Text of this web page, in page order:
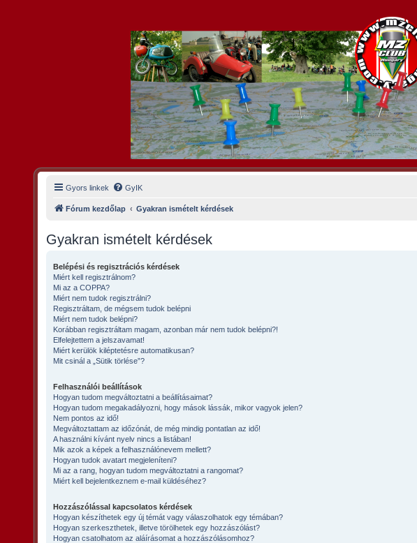
Gyors linkek GyIK
Fórum kezdőlap Gyakran ismételt kérdések
Gyakran ismételt kérdések
Belépési és regisztrációs kérdések
Miért kell regisztrálnom?
Mi az a COPPA?
Miért nem tudok regisztrálni?
Regisztráltam, de mégsem tudok belépni
Miért nem tudok belépni?
Korábban regisztráltam magam, azonban már nem tudok belépni?!
Elfelejtettem a jelszavamat!
Miért kerülök kiléptetésre automatikusan?
Mit csinál a „Sütik törlése”?
Felhasználói beállítások
Hogyan tudom megváltoztatni a beállításaimat?
Hogyan tudom megakadályozni, hogy mások lássák, mikor vagyok jelen?
Nem pontos az idő!
Megváltoztattam az időzónát, de még mindig pontatlan az idő!
A használni kívánt nyelv nincs a listában!
Mik azok a képek a felhasználónevem mellett?
Hogyan tudok avatart megjeleníteni?
Mi az a rang, hogyan tudom megváltoztatni a rangomat?
Miért kell bejelentkeznem e-mail küldéséhez?
Hozzászólással kapcsolatos kérdések
Hogyan készíthetek egy új témát vagy válaszolhatok egy témában?
Hogyan szerkeszthetek, illetve törölhetek egy hozzászólást?
Hogyan csatolhatom az aláírásomat a hozzászólásomhoz?